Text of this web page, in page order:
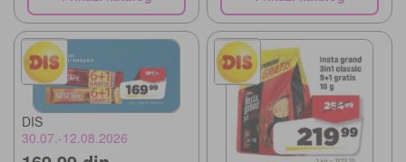
DIS
30.07.-12.08.2026